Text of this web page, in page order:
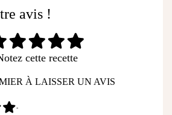
avis !
cette recette
À LAISSER UN AVIS
-